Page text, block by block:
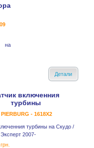
на
Детали
включенния
турбины
PIERBURG - 1618X2
турбины на Скудо /
2007-